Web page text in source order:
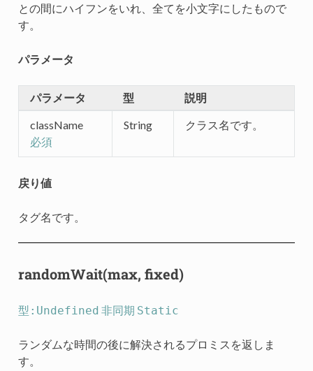
との間にハイフンをいれ、全てを小文字にしたもので
す。
パラメータ
パラメータ 型 説明
className
必須
String クラス名です。
戻り値
タグ名です。
randomWait(max, fixed)
型:Undefined 非同期 Static
ランダムな時間の後に解決されるプロミスを返しま
す。